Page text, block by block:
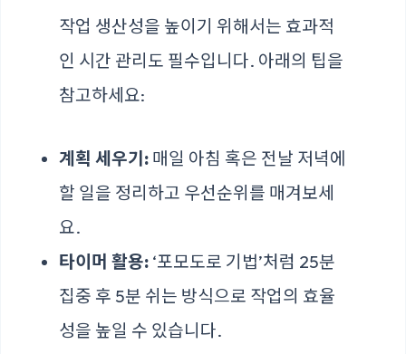
작업 생산성을 높이기 위해서는 효과적
인 시간 관리도 필수입니다. 아래의 팁을
참고하세요:
계획 세우기: 매일 아침 혹은 전날 저녁에
할 일을 정리하고 우선순위를 매겨보세
요.
타이머 활용: ‘포모도로 기법’처럼 25분
집중 후 5분 쉬는 방식으로 작업의 효율
성을 높일 수 있습니다.